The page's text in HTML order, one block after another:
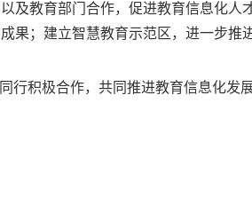
及教育部门合作，促进教育信息化人
果；建立智慧教育示范区，进一步推
积极合作，共同推进教育信息化发